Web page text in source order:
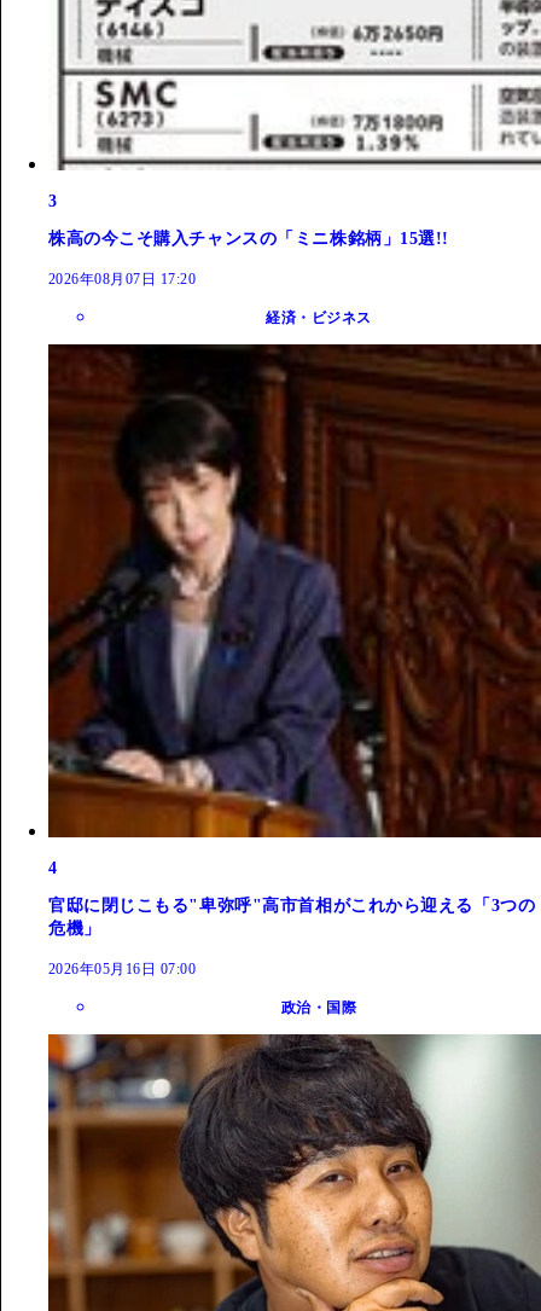
3
株高の今こそ購入チャンスの「ミニ株銘柄」15選!!
2026年08月07日 17:20
経済・ビジネス
4
官邸に閉じこもる"卑弥呼"高市首相がこれから迎える「3つの
危機」
2026年05月16日 07:00
政治・国際